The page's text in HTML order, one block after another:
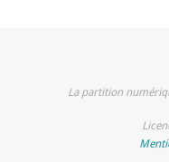
La partition